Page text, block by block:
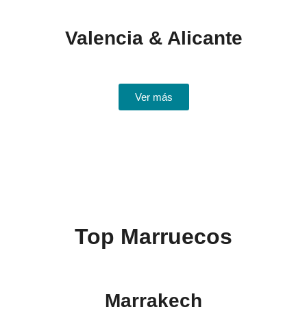
Valencia & Alicante
Ver más
Top Marruecos
Marrakech